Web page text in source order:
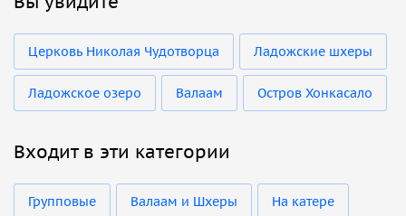
Церковь Николая Чудотворца Ладожские шхеры
Ладожское озеро Валаам Остров Хонкасало
Входит в эти категории
Групповые Валаам и Шхеры На катере